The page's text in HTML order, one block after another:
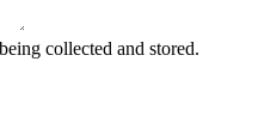
collected and stored.